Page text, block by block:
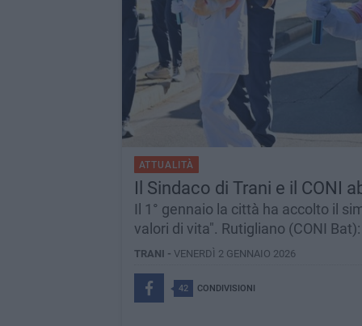
ATTUALITÀ
Il Sindaco di Trani e il CONI
Il 1° gennaio la città ha accolto il
valori di vita". Rutigliano (CONI
TRANI - VENERDÌ 2 GENNAIO 2026
42 CONDIVISIONI